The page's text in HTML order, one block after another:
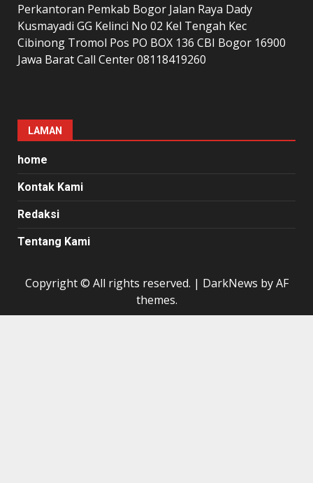
Perkantoran Pemkab Bogor Jalan Raya Dady
Kusmayadi GG Kelinci No 02 Kel Tengah Kec
Cibinong Tromol Pos PO BOX 136 CBI Bogor 16900
Jawa Barat Call Center 08118419260
LAMAN
home
Kontak Kami
Redaksi
Tentang Kami
Copyright © All rights reserved. | DarkNews by AF
themes.